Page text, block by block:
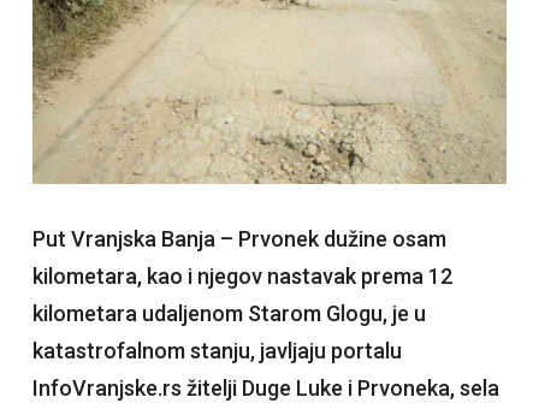
Put Vranjska Banja – Prvonek dužine osam
kilometara, kao i njegov nastavak prema 12
kilometara udaljenom Starom Glogu, je u
katastrofalnom stanju, javljaju portalu
InfoVranjske.rs žitelji Duge Luke i Prvoneka, sela